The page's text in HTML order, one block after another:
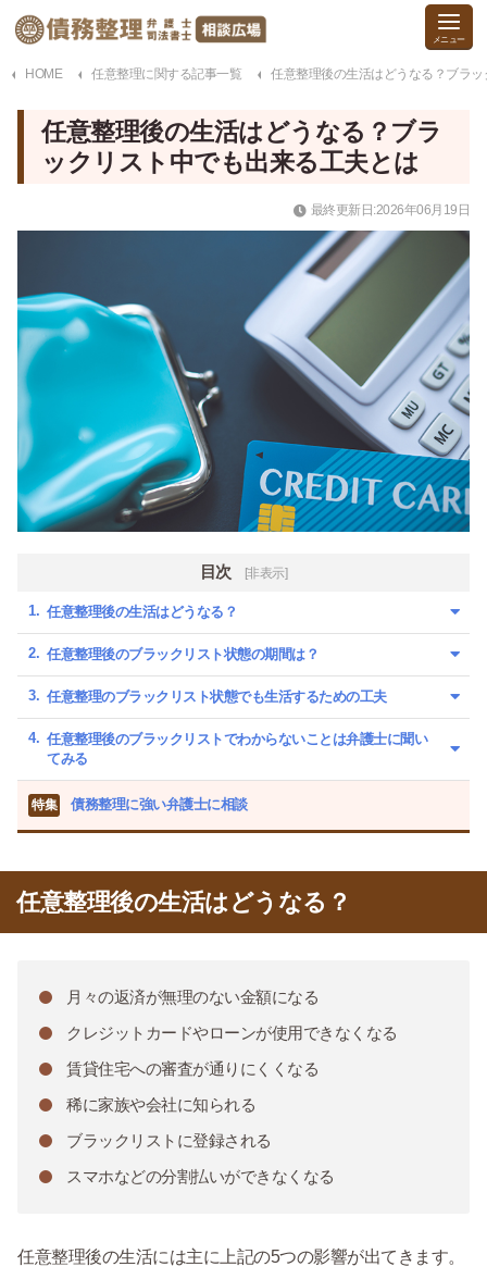
HOME 任意整理に関する記事一覧 任意整理後の生活はどうなる？ブラ
任意整理後の生活はどうなる？ブラ
ックリスト中でも出来る工夫とは
最終更新日:2026年06月19日
目次 [非表示]
任意整理後の生活はどうなる？
任意整理後のブラックリスト状態の期間は？
任意整理のブラックリスト状態でも生活するための工夫
任意整理後のブラックリストでわからないことは弁護士に聞い
てみる
特集 債務整理に強い弁護士に相談
任意整理後の生活はどうなる？
月々の返済が無理のない金額になる
クレジットカードやローンが使用できなくなる
賃貸住宅への審査が通りにくくなる
稀に家族や会社に知られる
ブラックリストに登録される
スマホなどの分割払いができなくなる
任意整理後の生活には主に上記の5つの影響が出てきます。